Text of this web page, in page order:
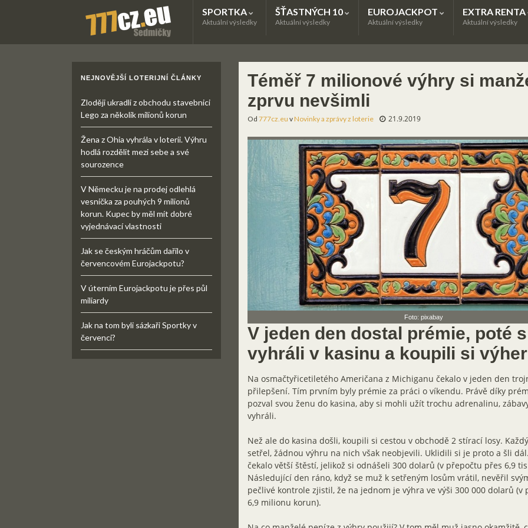
SPORTKA
Aktuální výsledky
ŠŤASTNÝCH 10
Aktuální výsledky
EUROJACKPOT
Aktuální výsledky
EXTRA RENTA
Aktuální výsledky
Téměř 7 milionové výhry si
zprvu nevšimli
Od 777cz.eu vNovinky a zprávy z loterie 21.9.2019
Foto: pixabay
V jeden den dostal prémie, poté
vyhráli v kasinu a koupili si
Na osmačtyřicetiletého Američana z Michiganu čekalo v jeden den
přilepšení. Tím prvním byly prémie za práci o víkendu. Právě díky
pozval svou ženu do kasina, aby si mohli užít trochu adrenalinu,
vyhráli.
Než ale do kasina došli, koupili si cestou v obchodě 2 stírací losy.
setřel, žádnou výhru na nich však neobjevili. Uklidili si je proto a šli
čekalo větší štěstí, jelikož si odnášeli 300 dolarů (v přepočtu přes 6,9
Následující den ráno, když se muž k setřeným losům vrátil, nevěřil
pečlivé kontrole zjistil, že na jednom je výhra ve výši 300 000 dolarů (v
6,9 milionu korun).
NEJNOVĚJŠÍ LOTERIJNÍ ČLÁNKY
Zloději ukradli z obchodu stavebnici
Lego za několik milionů korun
Žena z Ohia vyhrála v loterii. Výhru
hodlá rozdělit mezi sebe a své
sourozence
V Německu je na prodej odlehlá
vesnička za pouhých 9 milionů
korun. Kupec by měl mít dobré
vyjednávací vlastnosti
Jak se českým hráčům dařilo v
červencovém Eurojackpotu?
V úterním Eurojackpotu je přes půl
miliardy
Jak na tom byli sázkaři Sportky v
červenci?